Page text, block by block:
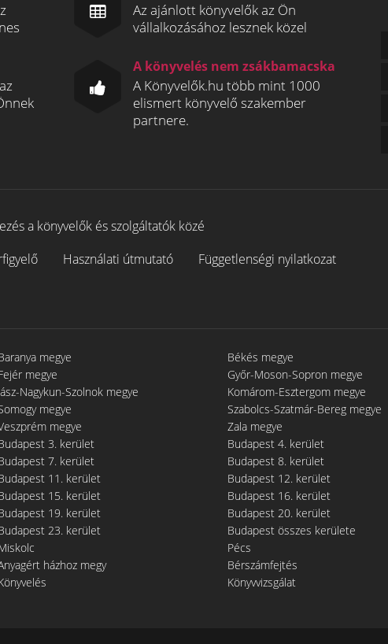
Az ajánlott könyvelők az Ön
vállalkozásához lesznek közel
A könyvelés nem zsákbamacska
A Könyvelők.hu több mint 1000
elismert könyvelő szakember
partnere.
a könyvelők és szolgáltatók közé
Használati útmutató
Függetlenségi nyilatkozat
megye Békés megye
megye Győr-Moson-Sopron megye
Nagykun-Szolnok megye Komárom-Esztergom megye
megye Szabolcs-Szatmár-Bereg megye
megye Zala megye
3. kerület Budapest 4. kerület
7. kerület Budapest 8. kerület
11. kerület Budapest 12. kerület
15. kerület Budapest 16. kerület
19. kerület Budapest 20. kerület
23. kerület Budapest összes kerülete
Pécs
házhoz megy Bérszámfejtés
Könyvvizsgálat